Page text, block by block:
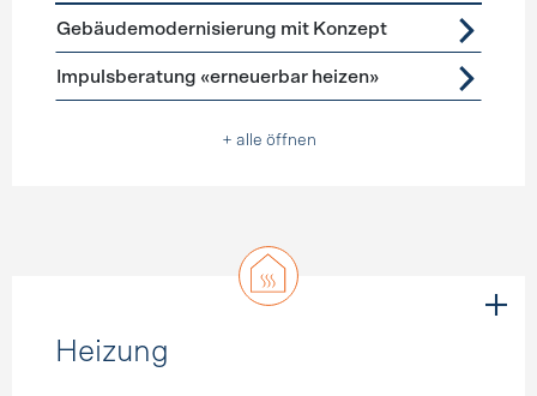
Förderprogramme Beratung
Gebäudemodernisierung mit Konzept
Impulsberatung «erneuerbar heizen»
+ alle öffnen
Heizung